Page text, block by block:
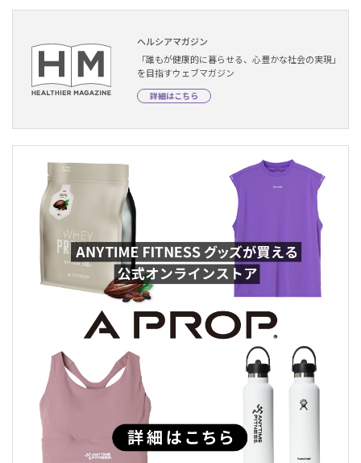
ヘルシアマガジン
「誰もが健康的に暮らせる、心豊かな社会の実現」
を目指すウェブマガジン
詳細はこちら